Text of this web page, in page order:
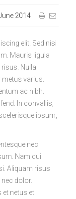
2014
elit. Sed nisi
Mauris ligula
Nulla
varius.
ac nibh.
In convallis,
ipsum,
nec
Nam dui
Aliquam risus
dolor.
et netus et